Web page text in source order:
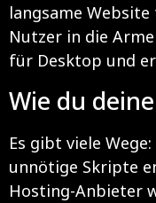
langsame
Nutzer in die
für Desktop und
Wie du
Es gibt viele
unnötige Skripte
Hosting-Anbieter